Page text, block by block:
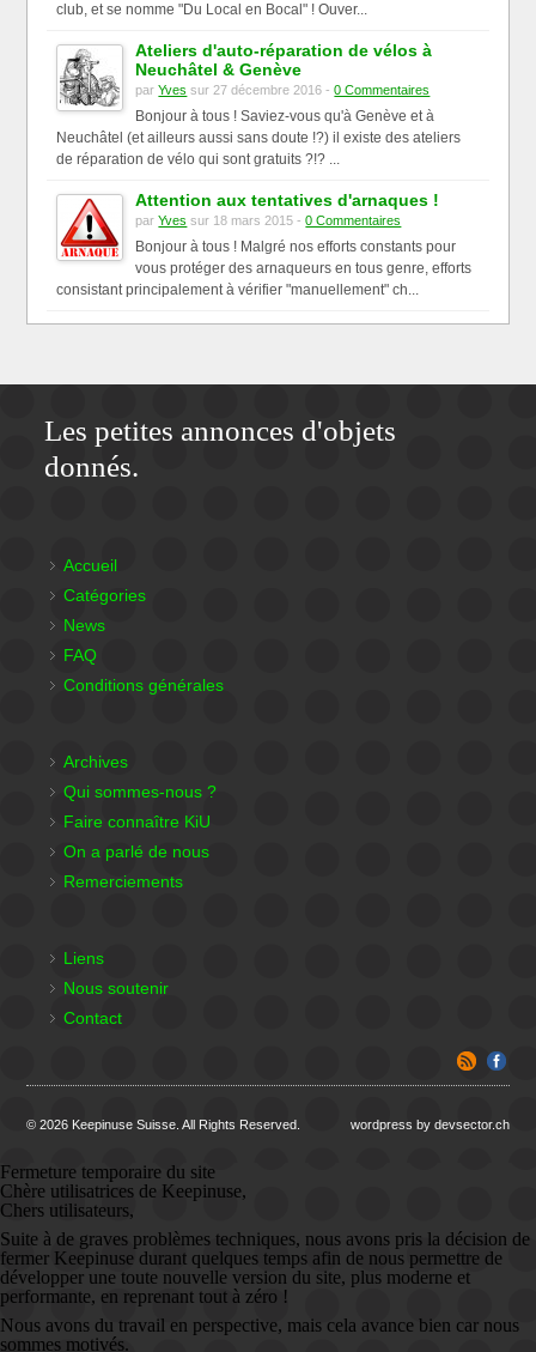
club, et se nomme "Du Local en Bocal" ! Ouver...
Ateliers d'auto-réparation de vélos à
Neuchâtel & Genève
parYves sur 27 décembre 2016 -0 Commentaires
Bonjour à tous ! Saviez-vous qu'à Genève et à
Neuchâtel (et ailleurs aussi sans doute !?) il existe des ateliers
de réparation de vélo qui sont gratuits ?!? ...
Attention aux tentatives d'arnaques !
parYves sur 18 mars 2015 -0 Commentaires
Bonjour à tous ! Malgré nos efforts constants pour
vous protéger des arnaqueurs en tous genre, efforts
consistant principalement à vérifier "manuellement" ch...
Les petites annonces d'objets
donnés.
Accueil
Catégories
News
FAQ
Conditions générales
Archives
Qui sommes-nous ?
Faire connaître KiU
On a parlé de nous
Remerciements
Liens
Nous soutenir
Contact
© 2026 Keepinuse Suisse. All Rights Reserved. wordpress by devsector.ch
Fermeture temporaire du site
Chère utilisatrices de Keepinuse,
Chers utilisateurs,
Suite à de graves problèmes techniques, nous avons pris la décision de
fermer Keepinuse durant quelques temps afin de nous permettre de
développer une toute nouvelle version du site, plus moderne et
performante, en reprenant tout à zéro !
Nous avons du travail en perspective, mais cela avance bien car nous
sommes motivés.